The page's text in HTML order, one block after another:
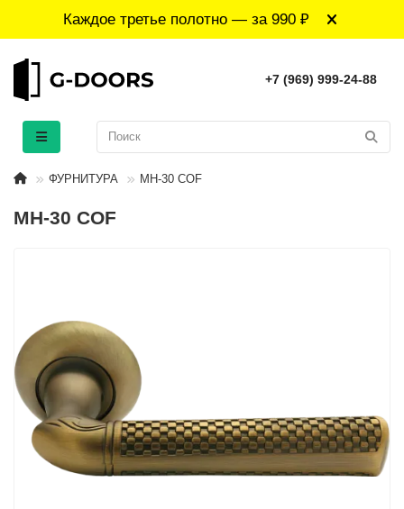
Каждое третье полотно — за 990 ₽
+7 (969) 999-24-88
ФУРНИТУРА MH-30 COF
MH-30 COF